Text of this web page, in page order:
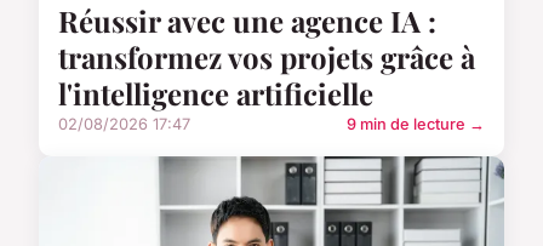
Réussir avec une agence IA :
transformez vos projets grâce à
l'intelligence artificielle
02/08/2026 17:47 9 min de lecture →